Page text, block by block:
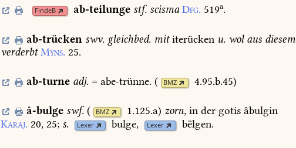
FindeB ab-teilunge stf. scisma Dfg. 519a.
ab-trücken swv. gleichbed.mititerücken u.wolausdiesem
verderbt Myns. 25.
ab-turne adj.=abe-trünne. ( BMZ 4.95.b.45)
â-bulge swf. ( BMZ 1.125.a) zorn, in der gotis âbulgin
Karaj. 20, 25; s. Lexer bulge, Lexer bëlgen.